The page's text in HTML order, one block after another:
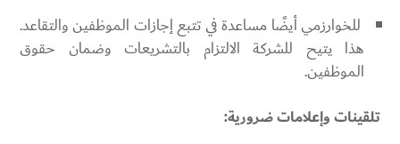
للخوارزمي أيضًا مساعدة في تتبع إجازات الموظفين والتقاعد.
هذا يتيح للشركة الالتزام بالتشريعات وضمان حقوق
الموظفين.
تلقينات وإعلامات ضرورية: